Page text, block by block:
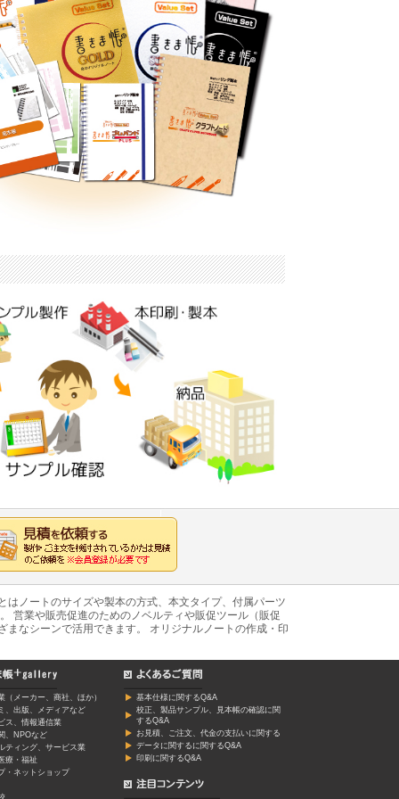
ノートのサイズや製本の方式、本文タイプ、付属パーツ
営業や販売促進のためのノベルティや販促ツール（販促
なシーンで活用できます。 オリジナルノートの作成・印
（メーカー、商社、ほか）
、出版、メディアなど
ス、情報通信業
、NPOなど
ティング、サービス業
療・福祉
・ネットショップ
基本仕様に関するQ&A
校正、製品サンプル、見本帳の確認に関
するQ&A
お見積、ご注文、代金の支払いに関する
データに関するに関するQ&A
印刷に関するQ&A